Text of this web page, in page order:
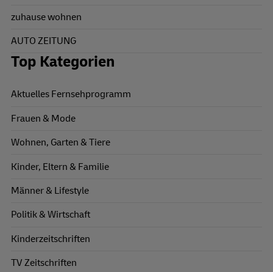
zuhause wohnen
AUTO ZEITUNG
Top Kategorien
Aktuelles Fernsehprogramm
Frauen & Mode
Wohnen, Garten & Tiere
Kinder, Eltern & Familie
Männer & Lifestyle
Politik & Wirtschaft
Kinderzeitschriften
TV Zeitschriften